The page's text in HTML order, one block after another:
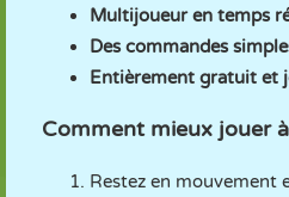
Multijoueur en temps
Des commandes
Entièrement gratuit et
Comment mieux jouer
Restez en mouvement